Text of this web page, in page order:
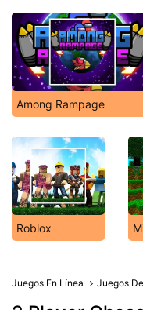
Among Rampage
Roblox
Juegos En Línea Juegos